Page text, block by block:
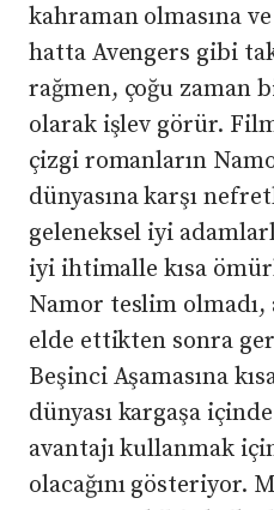
kahraman olmasına
hatta Avengers gibi
rağmen, çoğu zaman
olarak işlev görür.
çizgi romanların
dünyasına karşı
geleneksel iyi
iyi ihtimalle kısa
Namor teslim
elde ettikten sonra
Beşinci Aşamasına
dünyası kargaşa
avantajı kullanmak
olacağını gösteriyor.